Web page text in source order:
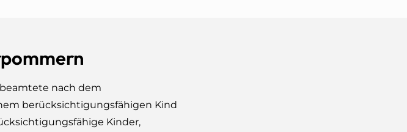
nach dem
berücksichtigungsfähigen Kind
Kinder,